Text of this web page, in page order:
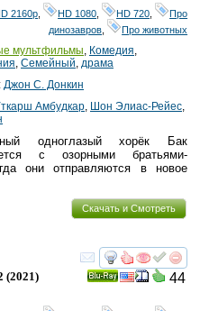
2160р HD 1080 HD 720
Про
динозавров
Про животных
мультфильмы, Комедия,
, Семейный, драма
: Джон С. Донкин
Амбудкар, Шон Элиас-Рейес,
одноглазый хорёк Бак
с озорными братьями-
они отправляются в новое
Скачать и Смотреть
смотреть
44
(2021)